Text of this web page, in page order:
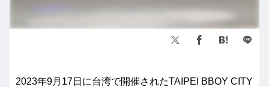
2023年9月17日に台湾で開催されたTAIPEI BBOY CITY